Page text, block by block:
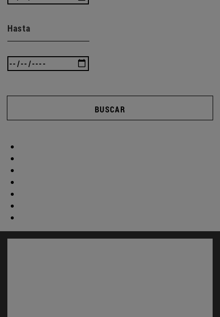
Hasta
BUSCAR